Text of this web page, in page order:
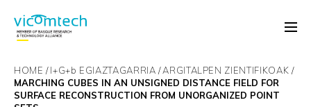
HOME I+G+b EGIAZTAGARRIA ARGITALPEN ZIENTIFIKOAK
MARCHING CUBES IN AN UNSIGNED DISTANCE FIELD FOR
SURFACE RECONSTRUCTION FROM UNORGANIZED POINT